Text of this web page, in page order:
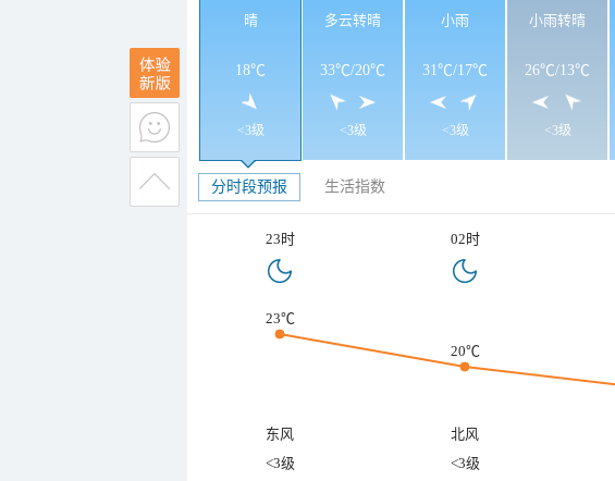
晴
18℃
<3级
多云转晴
33℃/20℃
<3级
小雨
31℃/17℃
<3级
小雨转晴
26℃/13℃
<3级
分时段预报 生活指数
23时 02时
23℃
20℃
东风 北风
<3级
<3级